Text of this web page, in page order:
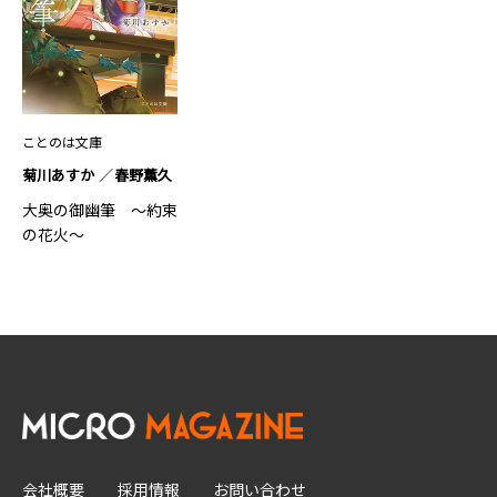
ことのは文庫
菊川あすか 春野薫久
大奥の御幽筆 ～約束
の花火～
会社概要 採用情報 お問い合わせ